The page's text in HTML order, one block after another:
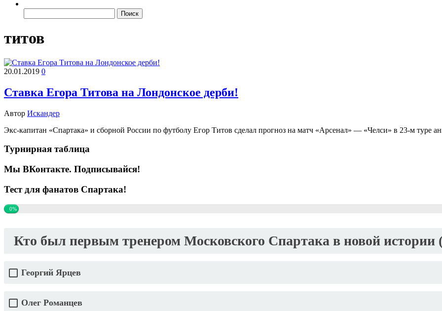
титов
20.01.2019 0
Ставка Егора Титова на Лондонское дерби!
Автор Искандер
Экс-капитан «Спартака» и сборной России по футболу Егор Титов сделал прогноз на матч «Арсенал» — «Челси» в 23-м туре
Турнирная таблица
Мы ВКонтакте. Подписывайся!
Тест для фанатов Спартака!
0%
Кто был первым тренером Московского Спартака в новой истории
Георгий Ярцев
Олег Романцев